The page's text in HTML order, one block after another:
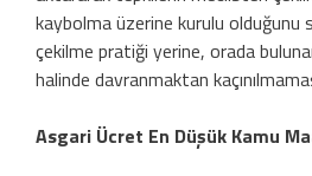
kaybolma üzerine kurulu
çekilme pratiği yerine, orada
halinde davranmaktan
Asgari Ücret En Düşük Kamu